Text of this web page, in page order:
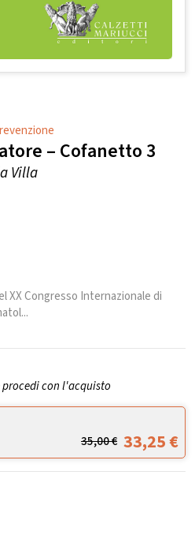
– Cofanetto 3
Villa
XX Congresso Internazionale di
con l'acquisto
35,00€ 33,25€